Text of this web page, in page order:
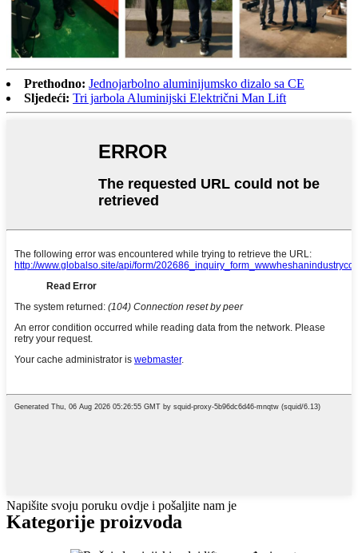
Prethodno: Jednojarbolno aluminijumsko dizalo sa CE
Sljedeći: Tri jarbola Aluminijski Električni Man Lift
Napišite svoju poruku ovdje i pošaljite nam je
Kategorije proizvoda